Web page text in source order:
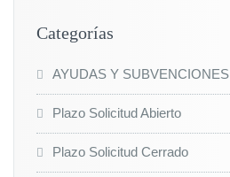
Categorías
AYUDAS Y SUBVENCIONES
Plazo Solicitud Abierto
Plazo Solicitud Cerrado